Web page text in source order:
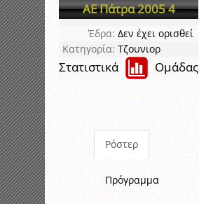
ΑΕ Πάτρα 2005 4
Έδρα: Δεν έχει ορισθεί
Κατηγορία: Τζουνιορ
Στατιστικά Ομάδας
Ρόστερ
Πρόγραμμα